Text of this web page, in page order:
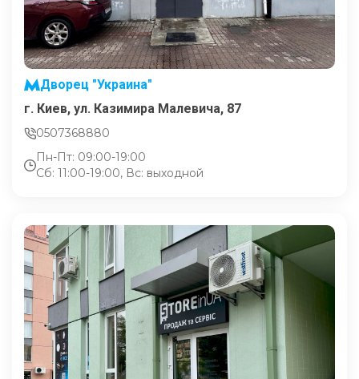
Дворец "Украина"
г. Киев, ул. Казимира Малевича, 87
0507368880
Пн-Пт: 09:00-19:00
Сб: 11:00-19:00, Вс: выходной